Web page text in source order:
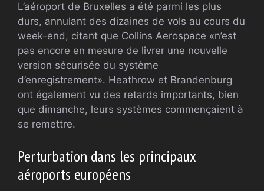
L’aéroport de Bruxelles a été parmi les plus
durs, annulant des dizaines de vols au cours du
week-end, citant que Collins Aerospace «n’est
pas encore en mesure de livrer une nouvelle
version sécurisée du système
d’enregistrement». Heathrow et Brandenburg
ont également vu des retards importants, bien
que dimanche, leurs systèmes commençaient à
se remettre.
Perturbation dans les principaux
aéroports européens